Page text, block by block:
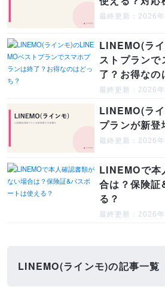
最終更新：2026
LINEMO(ラ
ストプラン
了？お得なの
最終更新：2026
LINEMO(ラ
プランが新登
最終更新：2026
LINEMOで本
合は？保険証
る？
最終更新：2026
LINEMO(ラインモ)の記事一覧